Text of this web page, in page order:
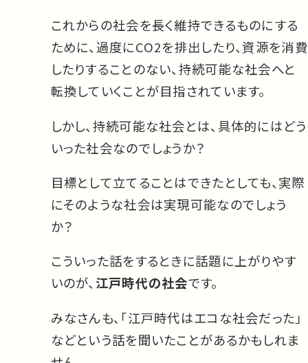
これからの社会を長く維持できるものにする
ために、過度にCO2を排出したり、資源を消費
したりすることのない、持続可能な社会へと
転換していくことが目指されています。
しかし、持続可能な社会とは、具体的にはどう
いった社会なのでしょうか？
目標として立てることはできたとしても、実際
にそのような社会は実現可能なのでしょう
か？
こういった話をするときに話題に上がりやす
いのが、 江戸時代の社会です。
みなさんも、「江戸時代はエコな社会だった」
などという話を聞いたことがあるかもしれま